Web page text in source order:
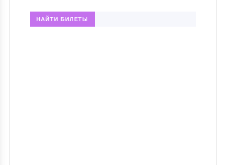
НАЙТИ БИЛЕТЫ